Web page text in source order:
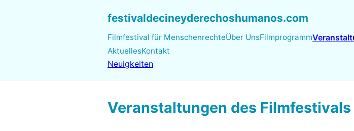
festivaldecineyderechoshumanos.com
Filmfestival für MenschenrechteÜber UnsFilmprogramm
AktuellesKontakt
Neuigkeiten
Veranstaltungen des